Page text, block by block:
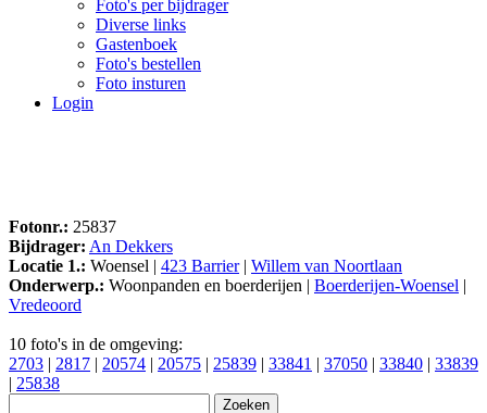
Foto's per bijdrager
Diverse links
Gastenboek
Foto's bestellen
Foto insturen
Login
Fotonr.: 25837
Bijdrager: An Dekkers
Locatie 1.: Woensel | 423 Barrier| Willem van Noortlaan
Onderwerp.: Woonpanden en boerderijen | Boerderijen-Woensel |
Vredeoord
10 foto's in de omgeving:
2703 | 2817 | 20574 | 20575 | 25839 | 33841 | 37050 | 33840 | 33839
| 25838